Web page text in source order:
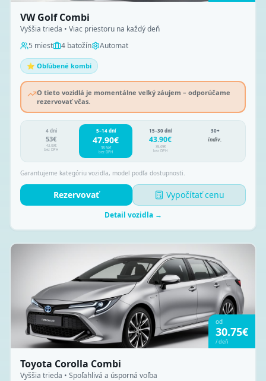
VW Golf Combi
Vyššia trieda • Viac priestoru na každý deň
5 miest 4 batožín Automat
⭐ Obľúbené kombi
O tieto vozidlá je momentálne veľký záujem – odporúčame
rezervovať včas.
4 dni
53€
43.09€
bez DPH
5–14 dní
47.90€
38.94€
bez DPH
15–30 dní
43.90€
35.69€
bez DPH
30+
indiv.
Garantujeme kategóriu vozidla, model podľa dostupnosti.
Rezervovať Vypočítať cenu
Detail vozidla →
od
30.75€
/deň
Toyota Corolla Combi
Vyššia trieda • Spoľahlivá a úsporná voľba